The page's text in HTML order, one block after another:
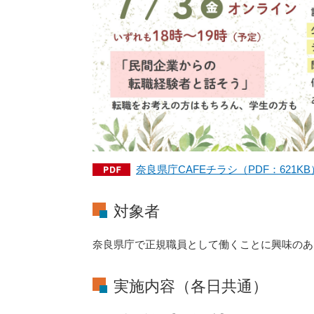
奈良県庁CAFEチラシ（PDF：621KB
対象者
奈良県庁で正規職員として働くことに興味の
実施内容（各日共通）